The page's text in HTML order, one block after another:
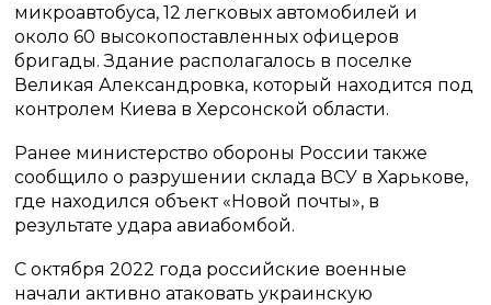
микроавтобуса, 12 легковых автомобилей и
около 60 высокопоставленных офицеров
бригады. Здание располагалось в поселке
Великая Александровка, который находится под
контролем Киева в Херсонской области.
Ранее министерство обороны России также
сообщило о разрушении склада ВСУ в Харькове,
где находился объект «Новой почты», в
результате удара авиабомбой.
С октября 2022 года российские военные
начали активно атаковать украинскую